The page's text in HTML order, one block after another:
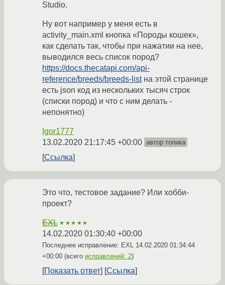
Studio.
Ну вот например у меня есть в
activity_main.xml кнопка «Породы кошек»,
как сделать так, чтобы при нажатии на нее,
выводился весь список пород?
https://docs.thecatapi.com/api-
reference/breeds/breeds-listна этой странице
есть json код из нескольких тысяч строк
(списки пород) и что с ним делать -
непонятно)
Igor1777
13.02.2020 21:17:45 +00:00 автор топика
Ссылка
Это что, тестовое задание? Или хобби-
проект?
EXL ★★★★★
14.02.2020 01:30:40 +00:00
Последнее исправление: EXL 14.02.2020 01:34:44
+00:00 (всего исправлений: 2)
Показать ответ Ссылка